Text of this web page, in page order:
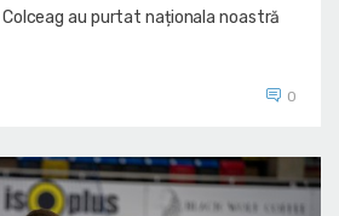
Colceag au purtat naționala noastră
0